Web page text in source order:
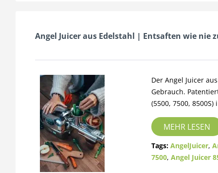
Angel Juicer aus Edelstahl | Entsaften wie nie
Der Angel Juicer
Gebrauch.
(5500, 7500,
MEHR LESEN
Tags: AngelJuicer,
7500, Angel Juicer